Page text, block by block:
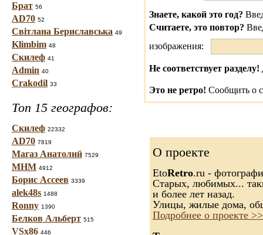
Брат 56
AD70 52
Світлана Бериславська 49
Klimbim 48
Скилеф 41
Admin 40
Crakodil 33
Топ 15 географов:
Скилеф 22332
AD70 7819
Магаз Анатолий 7529
МНМ 4912
Борис Ассеев 3339
alek48s 1488
Ronny 1390
Белков Альберт 515
VSx86 446
Знаете, какой это год?
Считаете, это повтор?
изображения:
Не соответствует разделу!
Это не ретро! Сообщить о
О проекте
EtoRetro.ru -
Старых, любимых...
и более лет назад.
Улицы, жилые дома,
Подробнее о проекте >>